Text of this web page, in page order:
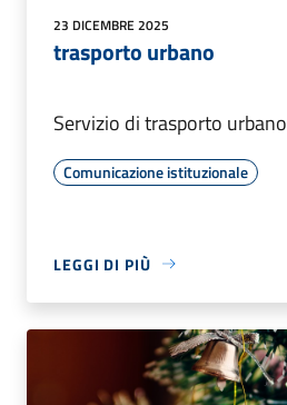
23 DICEMBRE 2025
trasporto urbano
Servizio di trasporto urbano
Comunicazione istituzionale
LEGGI DI PIÙ